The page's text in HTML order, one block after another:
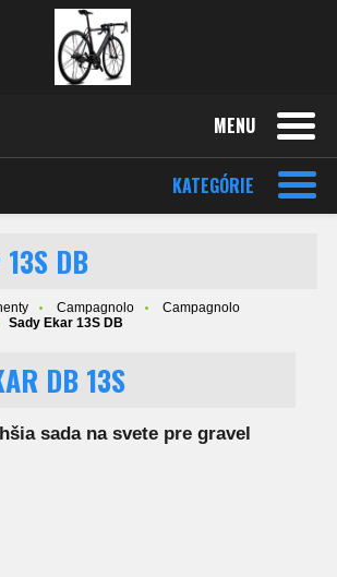
MENU
KATEGÓRIE
DB
Campagnolo
Campagnolo
Sady Ekar 13S DB
DB 13S
sada na svete pre gravel